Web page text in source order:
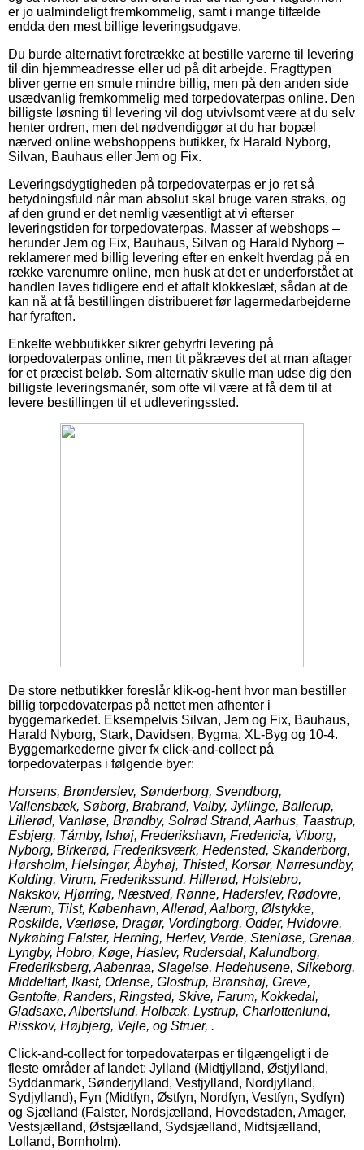
er jo ualmindeligt fremkommelig, samt i mange tilfælde
endda den mest billige leveringsudgave.
Du burde alternativt foretrække at bestille varerne til levering
til din hjemmeadresse eller ud på dit arbejde. Fragttypen
bliver gerne en smule mindre billig, men på den anden side
usædvanlig fremkommelig med torpedovaterpas online. Den
billigste løsning til levering vil dog utvivlsomt være at du selv
henter ordren, men det nødvendiggør at du har bopæl
nærved online webshoppens butikker, fx Harald Nyborg,
Silvan, Bauhaus eller Jem og Fix.
Leveringsdygtigheden på torpedovaterpas er jo ret så
betydningsfuld når man absolut skal bruge varen straks, og
af den grund er det nemlig væsentligt at vi efterser
leveringstiden for torpedovaterpas. Masser af webshops –
herunder Jem og Fix, Bauhaus, Silvan og Harald Nyborg –
reklamerer med billig levering efter en enkelt hverdag på en
række varenumre online, men husk at det er underforstået at
handlen laves tidligere end et aftalt klokkeslæt, sådan at de
kan nå at få bestillingen distribueret før lagermedarbejderne
har fyraften.
Enkelte webbutikker sikrer gebyrfri levering på
torpedovaterpas online, men tit påkræves det at man aftager
for et præcist beløb. Som alternativ skulle man udse dig den
billigste leveringsmanér, som ofte vil være at få dem til at
levere bestillingen til et udleveringssted.
De store netbutikker foreslår klik-og-hent hvor man bestiller
billig torpedovaterpas på nettet men afhenter i
byggemarkedet. Eksempelvis Silvan, Jem og Fix, Bauhaus,
Harald Nyborg, Stark, Davidsen, Bygma, XL-Byg og 10-4.
Byggemarkederne giver fx click-and-collect på
torpedovaterpas i følgende byer:
Horsens, Brønderslev, Sønderborg, Svendborg,
Vallensbæk, Søborg, Brabrand, Valby, Jyllinge, Ballerup,
Lillerød, Vanløse, Brøndby, Solrød Strand, Aarhus, Taastrup,
Esbjerg, Tårnby, Ishøj, Frederikshavn, Fredericia, Viborg,
Nyborg, Birkerød, Frederiksværk, Hedensted, Skanderborg,
Hørsholm, Helsingør, Åbyhøj, Thisted, Korsør, Nørresundby,
Kolding, Virum, Frederikssund, Hillerød, Holstebro,
Nakskov, Hjørring, Næstved, Rønne, Haderslev, Rødovre,
Nærum, Tilst, København, Allerød, Aalborg, Ølstykke,
Roskilde, Værløse, Dragør, Vordingborg, Odder, Hvidovre,
Nykøbing Falster, Herning, Herlev, Varde, Stenløse, Grenaa,
Lyngby, Hobro, Køge, Haslev, Rudersdal, Kalundborg,
Frederiksberg, Aabenraa, Slagelse, Hedehusene, Silkeborg,
Middelfart, Ikast, Odense, Glostrup, Brønshøj, Greve,
Gentofte, Randers, Ringsted, Skive, Farum, Kokkedal,
Gladsaxe, Albertslund, Holbæk, Lystrup, Charlottenlund,
Risskov, Højbjerg, Vejle, og Struer, .
Click-and-collect for torpedovaterpas er tilgængeligt i de
fleste områder af landet: Jylland (Midtjylland, Østjylland,
Syddanmark, Sønderjylland, Vestjylland, Nordjylland,
Sydjylland), Fyn (Midtfyn, Østfyn, Nordfyn, Vestfyn, Sydfyn)
og Sjælland (Falster, Nordsjælland, Hovedstaden, Amager,
Vestsjælland, Østsjælland, Sydsjælland, Midtsjælland,
Lolland, Bornholm).